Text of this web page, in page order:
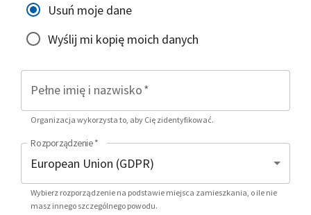
Usuń moje dane
Wyślij mi kopię moich danych
Pełne imię i nazwisko*
Organizacja wykorzysta to, aby Cię zidentyfikować.
Rozporządzenie*
Wybierz rozporządzenie na podstawie miejsca zamieszkania, o ile nie
masz innego szczególnego powodu.